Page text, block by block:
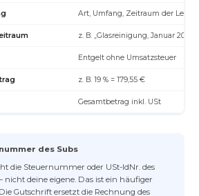
Art, Umfang, Zeitraum der
z. B. „Glasreinigung, Januar 2026“
Entgelt ohne Umsatzsteuer
z. B. 19 % = 179,55 €
Gesamtbetrag inkl. USt
des Subs
die Steuernummer oder USt-IdNr. des
nicht deine eigene. Das ist ein häufiger
Gutschrift ersetzt die Rechnung des